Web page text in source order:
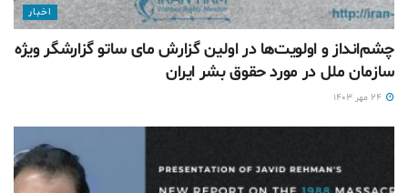
اخبار
چشم‌انداز و اولویت‌ها در اولین گزارش مای ساتو گزارشگر ویژه
سازمان ملل در مورد حقوق بشر ایران